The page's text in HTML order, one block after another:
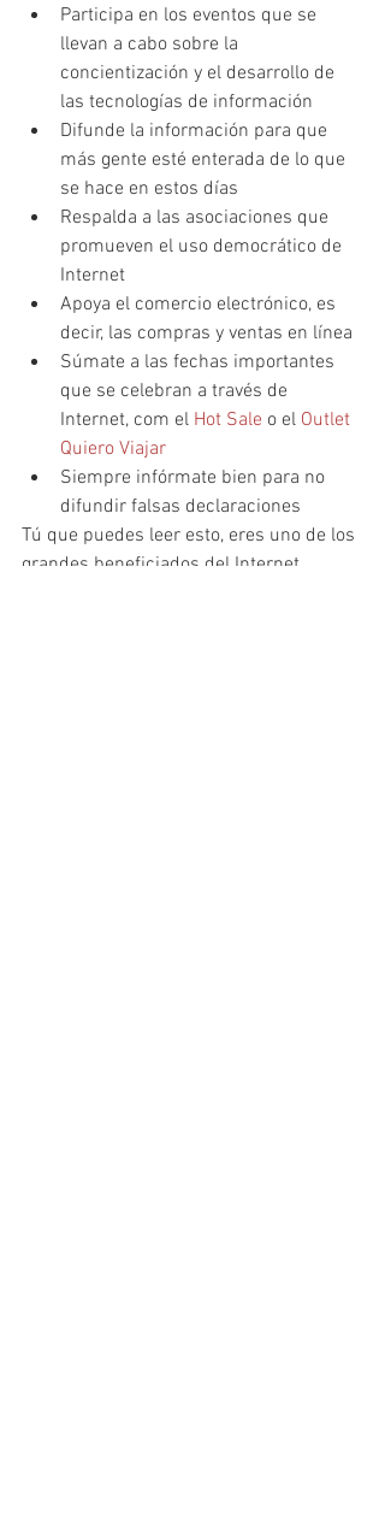
Participa en los eventos que se
llevan a cabo sobre la
concientización y el desarrollo de
las tecnologías de información
Difunde la información para que
más gente esté enterada de lo que
se hace en estos días
Respalda a las asociaciones que
promueven el uso democrático de
Internet
Apoya el comercio electrónico, es
decir, las compras y ventas en línea
Súmate a las fechas importantes
que se celebran a través de
Internet, com el Hot Sale o el Outlet
Quiero Viajar
Siempre infórmate bien para no
difundir falsas declaraciones
Tú que puedes leer esto, eres uno de los
grandes beneficiados del Internet.